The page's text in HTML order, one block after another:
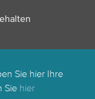
Sie hier Ihre
Sie hier